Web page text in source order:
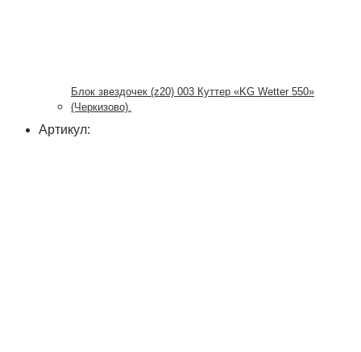
Блок звездочек (z20) 003 Куттер «KG Wetter 550»
(Черкизово).
Артикул: